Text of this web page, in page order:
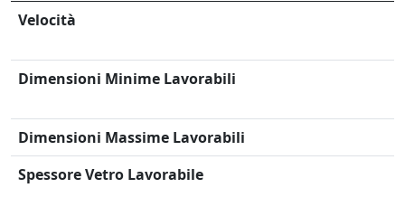
Velocità
Dimensioni Minime Lavorabili
Dimensioni Massime Lavorabili
Spessore Vetro Lavorabile